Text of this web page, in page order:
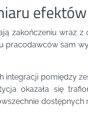
efektów
zakończeniu wraz z
pracodawców sam
integracji pomiędzy
okazała się